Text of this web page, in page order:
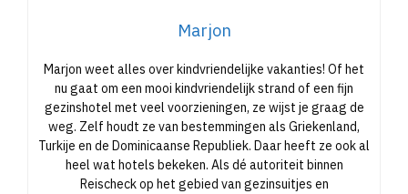
Marjon
Marjon weet alles over kindvriendelijke vakanties! Of het
nu gaat om een mooi kindvriendelijk strand of een fijn
gezinshotel met veel voorzieningen, ze wijst je graag de
weg. Zelf houdt ze van bestemmingen als Griekenland,
Turkije en de Dominicaanse Republiek. Daar heeft ze ook al
heel wat hotels bekeken. Als dé autoriteit binnen
Reischeck op het gebied van gezinsuitjes en